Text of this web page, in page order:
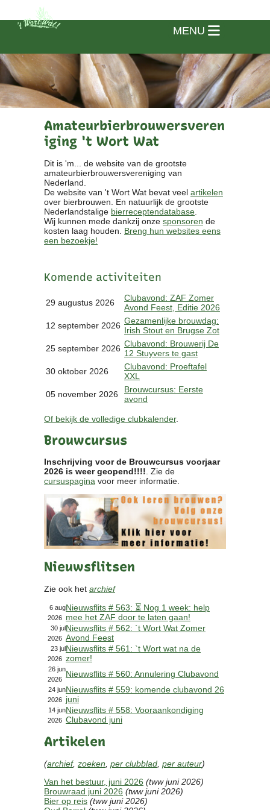
Amateurbierbrouwersveren
iging 't Wort Wat
Dit is 'm... de website van de grootste
amateurbierbrouwersvereniging van
Nederland.
De website van 't Wort Wat bevat veel artikelen
over bierbrouwen. En natuurlijk de grootste
Nederlandstalige bierreceptendatabase
Wij kunnen mede dankzij onze sponsoren de
kosten laag houden. Breng hun websites eens
een bezoekje!
Komende activiteiten
29 augustus 2026
Clubavond: ZAF Zomer
Avond Feest, Editie 2026
12 september 2026 Gezamenlijke brouwdag:
Irish Stout en Brugse Zot
25 september 2026 Clubavond: Brouwerij De
12 Stuyvers te gast
30 oktober 2026
Clubavond: Proeftafel
XXL
05 november 2026
Brouwcursus: Eerste
avond
Of bekijk de volledige clubkalender.
Brouwcursus
Inschrijving voor de Brouwcursus voorjaar
2026 is weer geopend!!!!. Zie de
cursuspagina voor meer informatie.
Nieuwsflitsen
Zie ook het archief
6 aug
2026
Nieuwsflits # 563: ⏳ Nog 1 week: help
mee het ZAF door te laten gaan!
30 jul
2026
Nieuwsflits # 562: `t Wort Wat Zomer
Avond Feest
23 jul
2026
Nieuwsflits # 561: `t Wort wat na de
zomer!
26 jun
2026
Nieuwsflits # 560: Annulering Clubavond
24 jun
2026
Nieuwsflits # 559: komende clubavond 26
juni
14 jun
2026
Nieuwsflits # 558: Vooraankondiging
Clubavond juni
Artikelen
(archief, zoeken per clubblad per auteur)
Van het bestuur, juni 2026 (tww juni 2026)
Brouwraad juni 2026 (tww juni 2026)
Bier op reis (tww juni 2026)
MENU
Clubkalender
Bestuur
- Historie
Privacyverklaring
Wedstrijduitslagen
Bijzondere Leden
- Professioneel
- Biersommeliers
Recepten
Recepten
Zoeken
Bericht
Lid worden
Brouwcursus
Artikelen
Foto's
Links
Nieuwsflitsen
Video
Inloggen